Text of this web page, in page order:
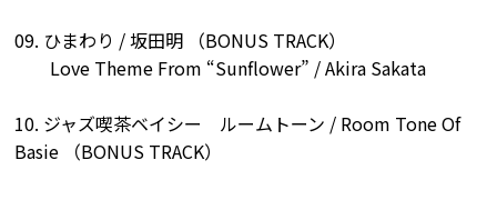
09. ひまわり / 坂田明 （BONUS TRACK）
Love Theme From “Sunflower” / Akira Sakata
10. ジャズ喫茶ベイシー ルームトーン / Room Tone Of
Basie （BONUS TRACK）